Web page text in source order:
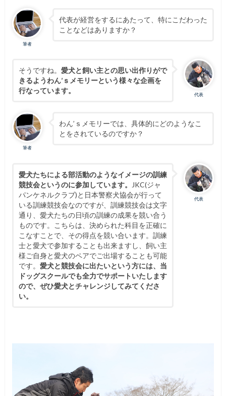
筆者
代表が経営をするにあたって、特にこだわった
ことなどはありますか？
代表
そうですね。 愛犬と飼い主との思い出作りがで
きるようわん’ｓメモリーという様々な企画を
行なっています。
筆者
わん’ｓメモリーでは、具体的にどのようなこ
とをされているのですか？
代表
愛犬たちによる部活動のようなイメージの訓練
競技会というのに参加しています。
JKC(ジャ
パンケネルクラブ)と日本警察犬協会が行って
いる訓練競技会なのですが、訓練競技会は文字
通り、愛犬たちの日頃の訓練の成果を競い合う
ものです。こちらは、決められた科目を正確に
こなすことで、その得点を競い合います。訓練
士と愛犬で参加することも出来ますし、飼い主
様ご自身と愛犬のペアでご出場することも可能
です。 愛犬と競技会に出たいという方には、当
ドッグスクールでも全力でサポートいたします
ので、ぜひ愛犬とチャレンジしてみてくださ
い。